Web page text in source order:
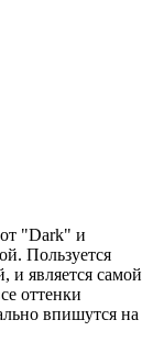
от "Dark" и
Пользуется
и является самой
оттенки
впишутся на